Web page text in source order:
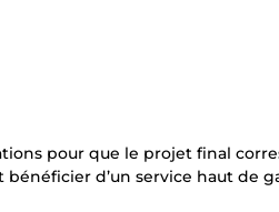
pour que le projet final
bénéficier d’un service haut de